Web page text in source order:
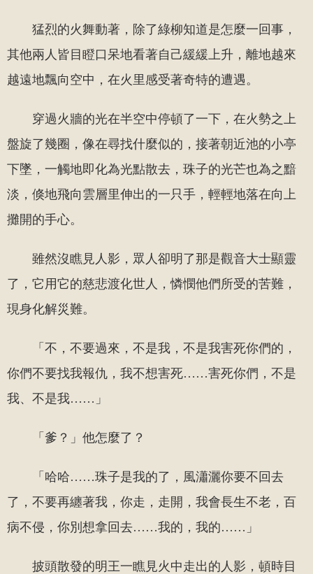
猛烈的火舞動著，除了綠柳知道是怎麼一回事，
其他兩人皆目瞪口呆地看著自己緩緩上升，離地越來
越遠地飄向空中，在火里感受著奇特的遭遇。
穿過火牆的光在半空中停頓了一下，在火勢之上
盤旋了幾圈，像在尋找什麼似的，接著朝近池的小亭
下墜，一觸地即化為光點散去，珠子的光芒也為之黯
淡，倏地飛向雲層里伸出的一只手，輕輕地落在向上
攤開的手心。
雖然沒瞧見人影，眾人卻明了那是觀音大士顯靈
了，它用它的慈悲渡化世人，憐憫他們所受的苦難，
現身化解災難。
「不，不要過來，不是我，不是我害死你們的，
你們不要找我報仇，我不想害死……害死你們，不是
我、不是我……」
「爹？」他怎麼了？
「哈哈……珠子是我的了，風瀟灑你要不回去
了，不要再纏著我，你走，走開，我會長生不老，百
病不侵，你別想拿回去……我的，我的……」
披頭散發的明王一瞧見火中走出的人影，頓時目